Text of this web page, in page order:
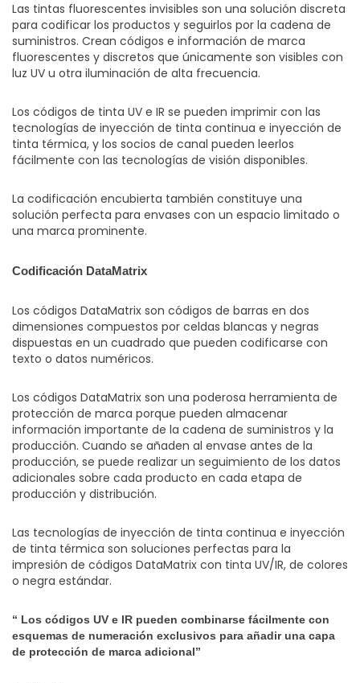
Las tintas fluorescentes invisibles son una solución discreta
para codificar los productos y seguirlos por la cadena de
suministros. Crean códigos e información de marca
fluorescentes y discretos que únicamente son visibles con
luz UV u otra iluminación de alta frecuencia.
Los códigos de tinta UV e IR se pueden imprimir con las
tecnologías de inyección de tinta continua e inyección de
tinta térmica, y los socios de canal pueden leerlos
fácilmente con las tecnologías de visión disponibles.
La codificación encubierta también constituye una
solución perfecta para envases con un espacio limitado o
una marca prominente.
Codificación DataMatrix
Los códigos DataMatrix son códigos de barras en dos
dimensiones compuestos por celdas blancas y negras
dispuestas en un cuadrado que pueden codificarse con
texto o datos numéricos.
Los códigos DataMatrix son una poderosa herramienta de
protección de marca porque pueden almacenar
información importante de la cadena de suministros y la
producción. Cuando se añaden al envase antes de la
producción, se puede realizar un seguimiento de los datos
adicionales sobre cada producto en cada etapa de
producción y distribución.
Las tecnologías de inyección de tinta continua e inyección
de tinta térmica son soluciones perfectas para la
impresión de códigos DataMatrix con tinta UV/IR, de colores
o negra estándar.
“ Los códigos UV e IR pueden combinarse fácilmente con
esquemas de numeración exclusivos para añadir una capa
de protección de marca adicional”